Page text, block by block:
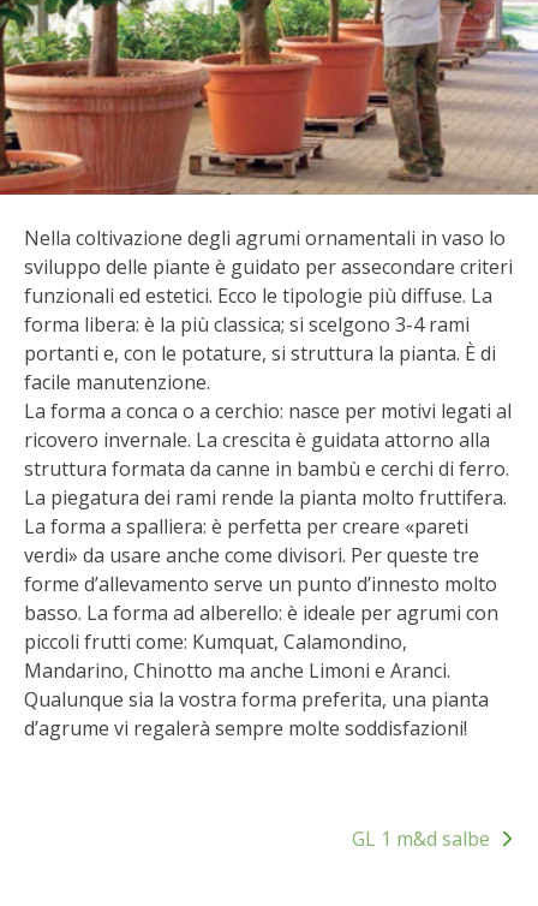
CUCINA
PRODOTTI
FARFALLE DELLA CAMPAGNA
STORIE DEI LETTORI
CONSERVARE LA FRUTTA
CONSERVE DELL’ORTO
FACEM
STIHL
BLUMEN
NOCCIOLA DI CALABRIA
PELLENC
Nella coltivazione degli agrumi ornamentali in vaso lo
sviluppo delle piante è guidato per assecondare criteri
funzionali ed estetici. Ecco le tipologie più diffuse. La
forma libera: è la più classica; si scelgono 3-4 rami
portanti e, con le potature, si struttura la pianta. È di
facile manutenzione.
La forma a conca o a cerchio: nasce per motivi legati al
ricovero invernale. La crescita è guidata attorno alla
struttura formata da canne in bambù e cerchi di ferro.
La piegatura dei rami rende la pianta molto fruttifera.
La forma a spalliera: è perfetta per creare «pareti
verdi» da usare anche come divisori. Per queste tre
forme d’allevamento serve un punto d’innesto molto
basso. La forma ad alberello: è ideale per agrumi con
piccoli frutti come: Kumquat, Calamondino,
Mandarino, Chinotto ma anche Limoni e Aranci.
Qualunque sia la vostra forma preferita, una pianta
d’agrume vi regalerà sempre molte soddisfazioni!
GL 1 m&d salbe